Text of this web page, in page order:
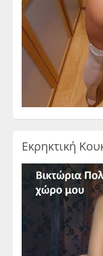
Εκρηκτική